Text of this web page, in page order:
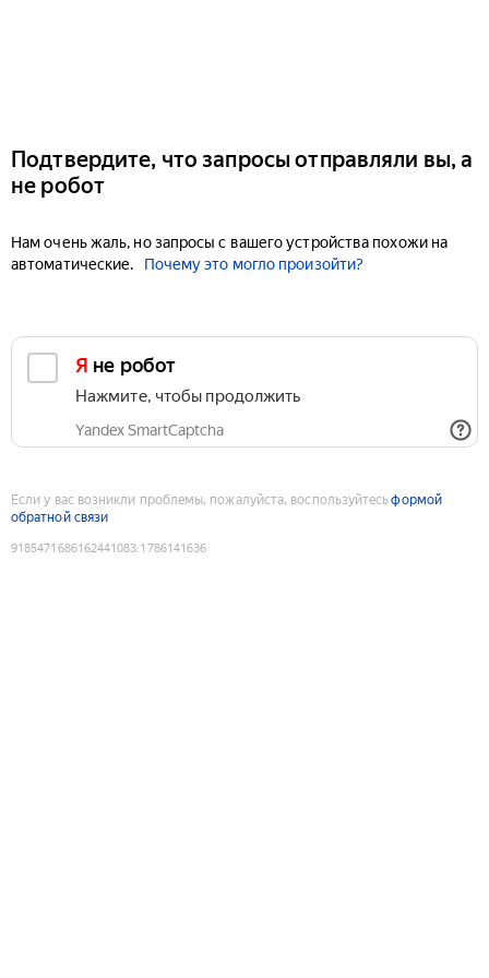
Подтвердите, что запросы отправляли вы, а
не робот
Нам очень жаль, но запросы с вашего устройства похожи на
автоматические.
Почему это могло произойти?
Я не робот
Нажмите, чтобы продолжить
Yandex SmartCaptcha
Если у вас возникли проблемы, пожалуйста, воспользуйтесьформой
обратной связи
9185471686162441083:1786141636